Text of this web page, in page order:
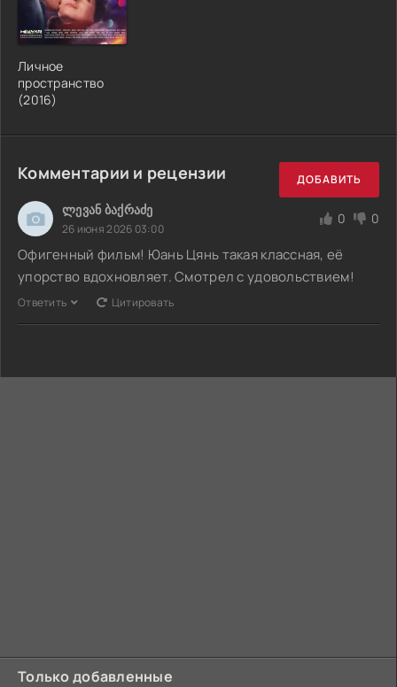
Личное
пространство
(2016)
Комментарии и рецензии ДОБАВИТЬ
ლევან ბაქრაძე
26 июня 2026 03:00
0 0
Офигенный фильм! Юань Цянь такая классная, её
упорство вдохновляет. Смотрел с удовольствием!
Ответить Цитировать
Только добавленные